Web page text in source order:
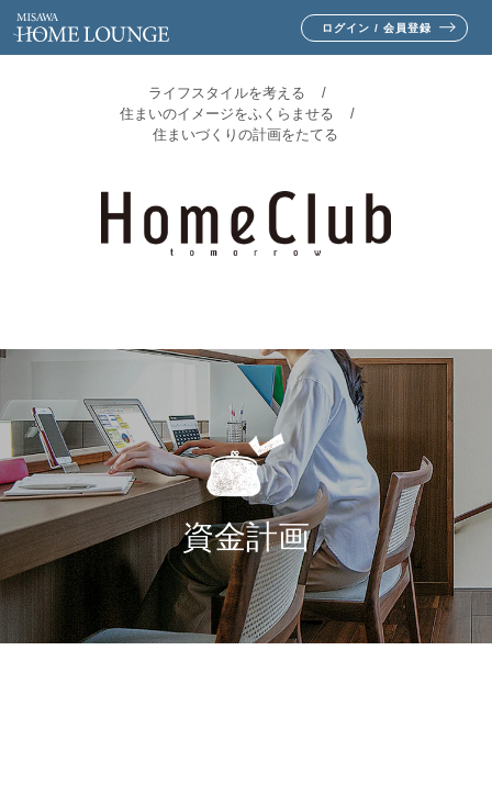
ログイン / 会員登録
ライフスタイルを考える
住まいのイメージをふくらませる
住まいづくりの計画をたてる
資金計画